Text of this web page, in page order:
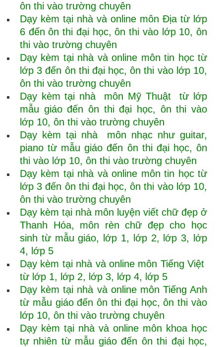
ôn thi vào trường chuyên
Dạy kèm tại nhà và online môn Địa từ lớp
6 đến ôn thi đại học, ôn thi vào lớp 10, ôn
thi vào trường chuyên
Dạy kèm tại nhà và online môn tin học từ
lớp 3 đến ôn thi đại học, ôn thi vào lớp 10,
ôn thi vào trường chuyên
Dạy kèm tại nhà môn Mỹ Thuật từ lớp
mẫu giáo đến ôn thi đại học, ôn thi vào
lớp 10, ôn thi vào trường chuyên
Dạy kèm tại nhà môn nhạc như guitar,
piano từ mẫu giáo đến ôn thi đại học, ôn
thi vào lớp 10, ôn thi vào trường chuyên
Dạy kèm tại nhà và online môn tin học từ
lớp 3 đến ôn thi đại học, ôn thi vào lớp 10,
ôn thi vào trường chuyên
Dạy kèm tại nhà môn luyện viết chữ đẹp ở
Thanh Hóa, môn rèn chữ đẹp cho học
sinh từ mẫu giáo, lớp 1, lớp 2, lớp 3, lớp
4, lớp 5
Dạy kèm tại nhà và online môn Tiếng Việt
từ lớp 1, lớp 2, lớp 3, lớp 4, lớp 5
Dạy kèm tại nhà và online môn Tiếng Anh
từ mẫu giáo đến ôn thi đại học, ôn thi vào
lớp 10, ôn thi vào trường chuyên
Dạy kèm tại nhà và online môn khoa học
tự nhiên từ mẫu giáo đến ôn thi đại học,